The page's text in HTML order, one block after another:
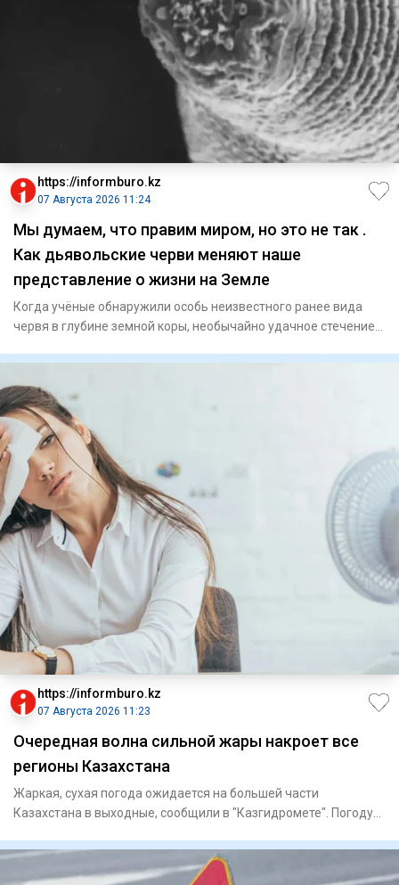
https://informburo.kz
07 Августа 2026 11:24
Мы думаем, что правим миром, но это не так .
Как дьявольские черви меняют наше
представление о жизни на Земле
Когда учёные обнаружили особь неизвестного ранее вида
червя в глубине земной коры, необычайно удачное стечение
https://informburo.kz
07 Августа 2026 11:23
Очередная волна сильной жары накроет все
регионы Казахстана
Жаркая, сухая погода ожидается на большей части
Казахстана в выходные, сообщили в "Казгидромете". Погоду